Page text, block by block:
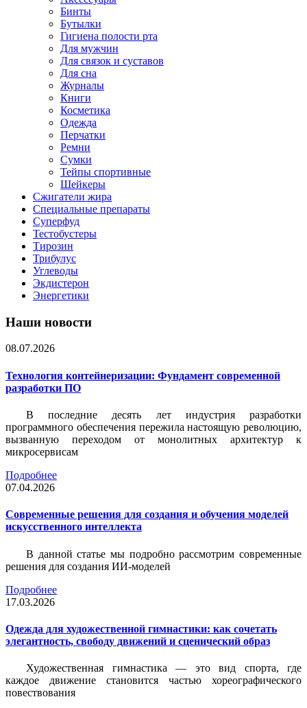
Бинты
Бутылки
Гигиена полости рта
Для мужчин
Для связок и суставов
Для сна
Журналы
Книги
Косметика
Одежда
Перчатки
Ремни
Сумки
Тейпы спортивные
Шейкеры
Сжигатели жира
Специальные препараты
Суперфуд
Тестобустеры
Тирозин
Трибулус
Углеводы
Экдистерон
Энергетики
Наши новости
08.07.2026
Технология контейнеризации: Фундамент современной
разработки ПО
В последние десять лет индустрия разработки
программного обеспечения пережила настоящую революцию,
вызванную переходом от монолитных архитектур к
микросервисам
Подробнее
07.04.2026
Современные решения для создания и обучения моделей
искусственного интеллекта
В данной статье мы подробно рассмотрим современные
решения для создания ИИ-моделей
Подробнее
17.03.2026
Одежда для художественной гимнастики: как сочетать
элегантность, свободу движений и сценический образ
Художественная гимнастика — это вид спорта, где
каждое движение становится частью хореографического
повествования